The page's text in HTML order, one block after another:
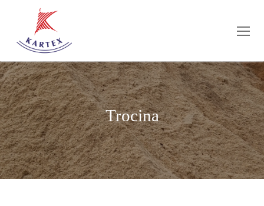
Trocina